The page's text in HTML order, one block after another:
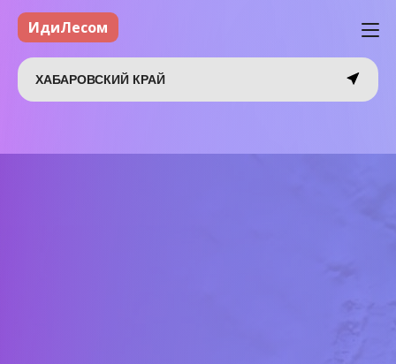
ИдиЛесом
ХАБАРОВСКИЙ КРАЙ